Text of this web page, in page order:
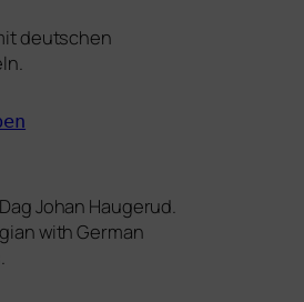
deut­schen
Johan Haugerud.
with German